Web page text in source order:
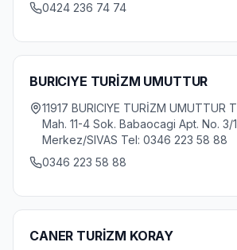
0424 236 74 74
BURICIYE TURİZM UMUTTUR
11917 BURICIYE TURİZM UMUTTUR
Mah. 11-4 Sok. Babaocagi Apt. No. 3/
Merkez/SIVAS Tel: 0346 223 58 88
0346 223 58 88
CANER TURİZM KORAY